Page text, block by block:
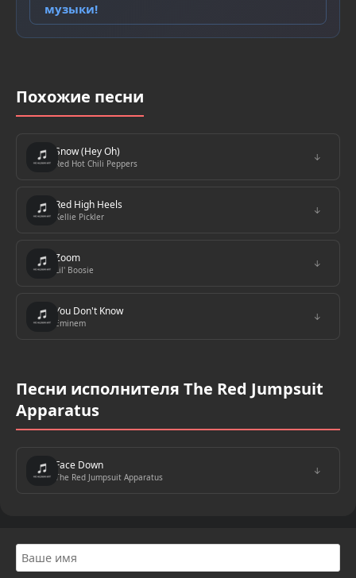
музыки!
Похожие песни
Snow (Hey Oh)
Red Hot Chili Peppers
↓
Red High Heels
Kellie Pickler
↓
Zoom
Lil' Boosie
↓
You Don't Know
Eminem
↓
Песни исполнителя The Red Jumpsuit
Apparatus
Face Down
The Red Jumpsuit Apparatus
↓